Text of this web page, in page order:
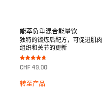
能萃负重混合能量饮
独特的锻炼后配方，可促进肌肉
组织和关节的更新
Bewertet mit
4.75
CHF 49.00
转至产品